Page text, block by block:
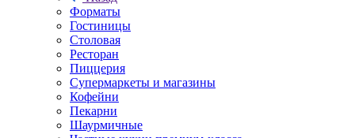
Форматы
Гостиницы
Столовая
Ресторан
Пиццерия
Супермаркеты и магазины
Кофейни
Пекарни
Шаурмичные